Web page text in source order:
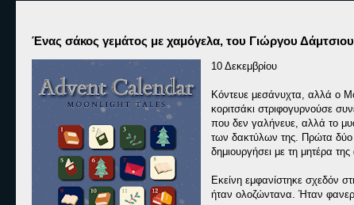
Ένας σάκος γεμάτος με χαμόγελα, του Γιώργου Δάμτσιου
10 Δεκεμβρίου
Κόντευε μεσάνυχτα, αλλά ο
κοριτσάκι στριφογυρνούσε
που δεν γαλήνευε, αλλά το
των δακτύλων της. Πρώτα δύο
δημιουργήσει με τη μητέρα
Εκείνη εμφανίστηκε σχεδόν
ήταν ολοζώντανα. Ήταν